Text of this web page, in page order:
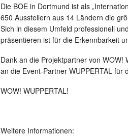
Die BOE in Dortmund ist als
650 Ausstellern aus 14 Ländern die
Sich in diesem Umfeld professionell
präsentieren ist für die Erkennbarkeit
Dank an die Projektpartner von WOW!
an die Event-Partner WUPPERTAL für
WOW! WUPPERTAL!
Weitere Informationen: